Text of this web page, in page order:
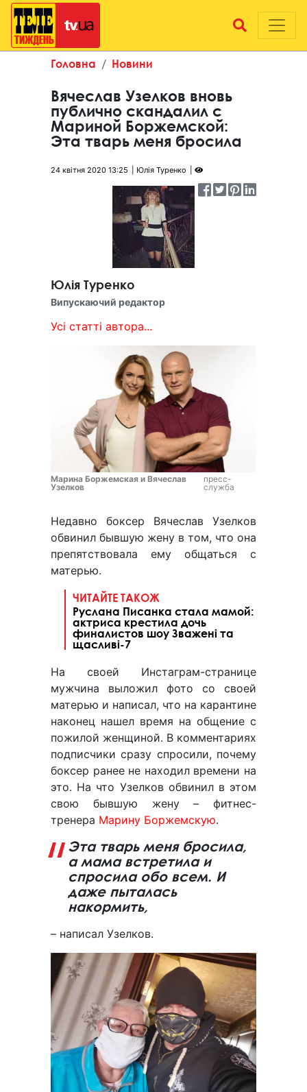
Головна Новини
Вячеслав Узелков вновь
публично скандалил с
Мариной Боржемской:
Эта тварь меня бросила
24 квітня 2020 13:25 Юлія Туренко
Юлія Туренко
Випускаючий редактор
Усі статті автора...
Марина Боржемская и Вячеслав
Узелков
пресс-
служба
Недавно боксер Вячеслав Узелков
обвинил бывшую жену в том, что она
препятствовала ему общаться с
матерью.
ЧИТАЙТЕ ТАКОЖ
Руслана Писанка стала мамой:
актриса крестила дочь
финалистов шоу Зважені та
щасливі-7
На своей Инстаграм-странице
мужчина выложил фото со своей
матерью и написал, что на карантине
наконец нашел время на общение с
пожилой женщиной. В комментариях
подписчики сразу спросили, почему
боксер ранее не находил времени на
это. На что Узелков обвинил в этом
свою бывшую жену – фитнес-
тренера Марину Боржемскую.
Эта тварь меня бросила,
а мама встретила и
спросила обо всем. И
даже пыталась
накормить,
– написал Узелков.